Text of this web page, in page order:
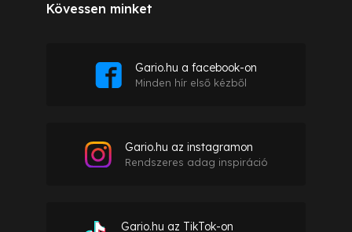
Kövessen minket
Gario.hu a facebook-on
Minden hír első kézből
Gario.hu az instagramon
Rendszeres adag inspiráció
Gario.hu az TikTok-on